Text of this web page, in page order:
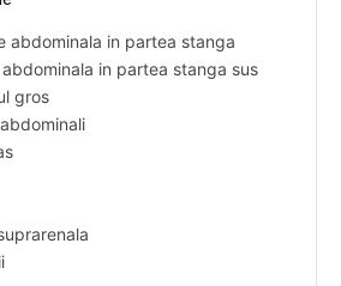
abdominala in partea stanga
abdominala in partea stanga sus
gros